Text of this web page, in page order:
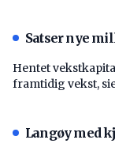
Satser nye
Hentet
framtidig vekst,
Langøy med